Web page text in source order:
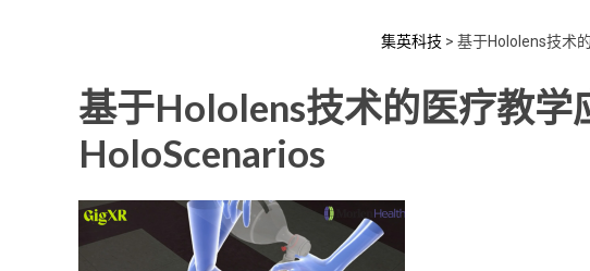
集英科技 > 基于Hololens技术
基于Hololens技术的医疗教
HoloScenarios